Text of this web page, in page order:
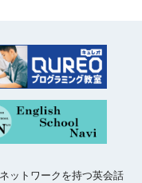
ットワークを持つ英会話